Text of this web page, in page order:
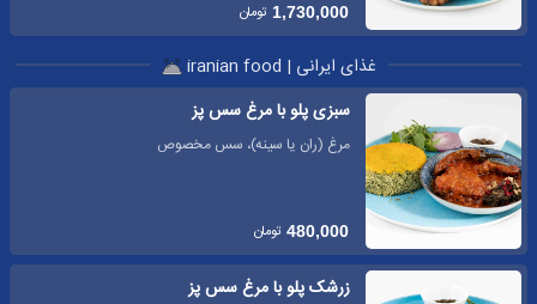
1,730,000 تومان
غذای ایرانی | iranian food
سبزی پلو با مرغ سس پز
مرغ (ران یا سینه)، سس مخصوص
480,000 تومان
زرشک پلو با مرغ سس پز